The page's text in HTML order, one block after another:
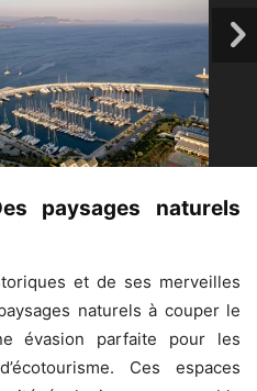
paysages naturels
et de ses merveilles
naturels à couper le
évasion parfaite pour les
Ces espaces